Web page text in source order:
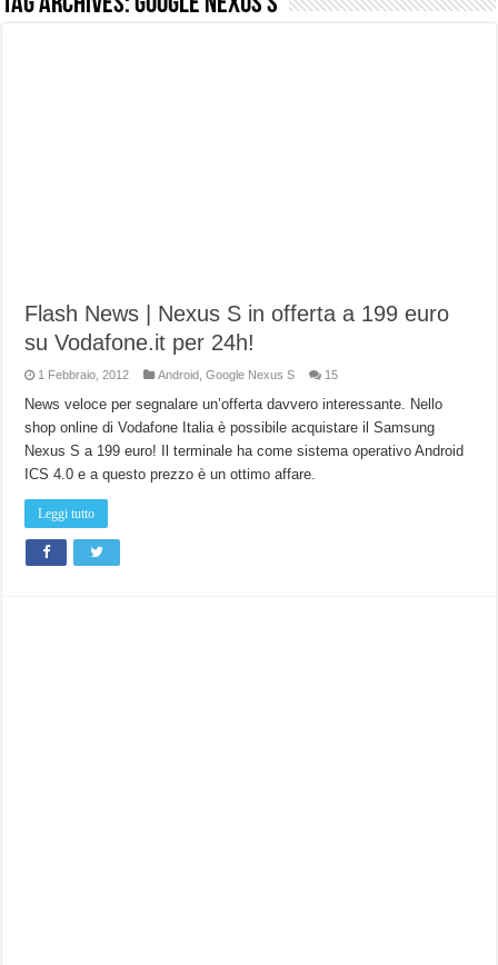
Flash News | Nexus S in offerta a 199 euro
su Vodafone.it per 24h!
1 Febbraio, 2012 Android,Google Nexus S 15
News veloce per segnalare un’offerta davvero interessante. Nello
shop online di Vodafone Italia è possibile acquistare il Samsung
Nexus S a 199 euro! Il terminale ha come sistema operativo Android
ICS 4.0 e a questo prezzo è un ottimo affare.
Leggi tutto